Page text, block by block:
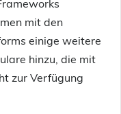
mit den
einige weitere
hinzu, die mit
zur Verfügung